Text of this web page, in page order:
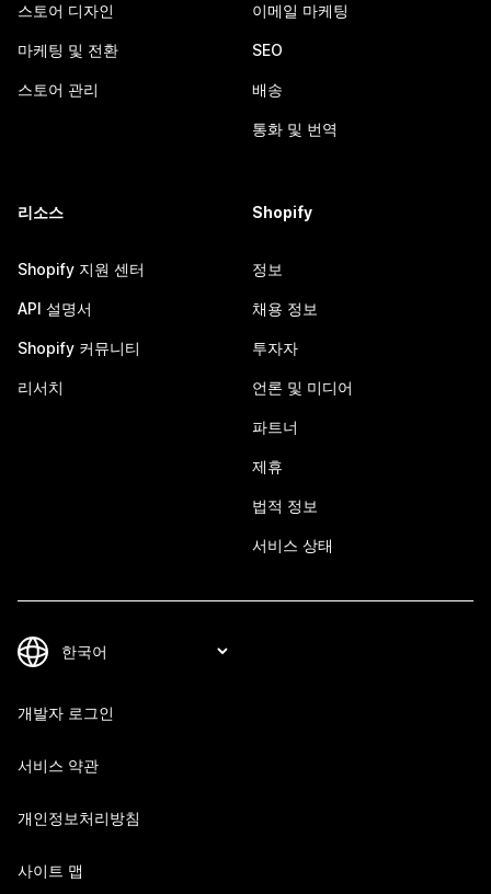
스토어 디자인
마케팅 및 전환
스토어 관리
이메일 마케팅
SEO
배송
통화 및 번역
리소스
Shopify 지원 센터
API 설명서
Shopify 커뮤니티
리서치
Shopify
정보
채용 정보
투자자
언론 및 미디어
파트너
제휴
법적 정보
서비스 상태
개발자 로그인
서비스 약관
개인정보처리방침
사이트 맵